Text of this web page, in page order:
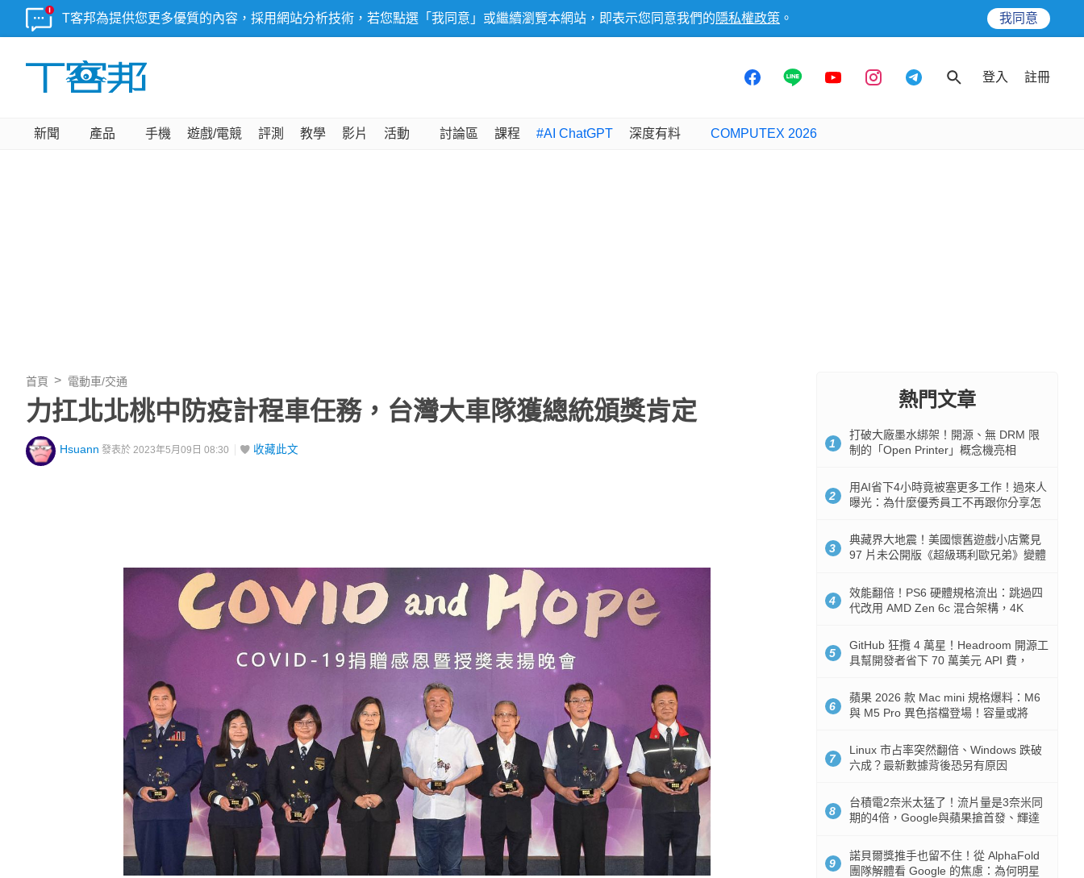
T客邦為提供您更多優質的內容，採用網站分析技術，若您點選「我同意」或繼續瀏覽本網站，即表示您同意我們的 隱私權政策 。 我同意
登入 註冊
新聞 產品 手機 遊戲/電競 評測 教學 影片 活動 討論區 課程 #AI ChatGPT 深度有料 COMPUTEX 2026
首頁 電動車/交通
力扛北北桃中防疫計程車任務，台灣大車隊獲總統頒獎肯定
Hsuann 發表於 2023年5月09日 08:30 收藏此文
熱門文章
1
打破大廠墨水綁架！開源、無 DRM 限
制的「Open Printer」概念機亮相
2
用AI省下4小時竟被塞更多工作！過來人
曝光：為什麼優秀員工不再跟你分享怎
3
典藏界大地震！美國懷舊遊戲小店驚見
97 片未公開版《超級瑪利歐兄弟》變體
4
效能翻倍！PS6 硬體規格流出：跳過四
代改用 AMD Zen 6c 混合架構，4K
5
GitHub 狂攬 4 萬星！Headroom 開源工
具幫開發者省下 70 萬美元 API 費，
6
蘋果 2026 款 Mac mini 規格爆料：M6
與 M5 Pro 異色搭檔登場！容量或將
7
Linux 市占率突然翻倍、Windows 跌破
六成？最新數據背後恐另有原因
8
台積電2奈米太猛了！流片量是3奈米同
期的4倍，Google與蘋果搶首發、輝達
9
諾貝爾獎推手也留不住！從 AlphaFold
團隊解體看 Google 的焦慮：為何明星